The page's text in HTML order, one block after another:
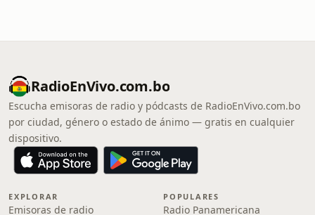
RadioEnVivo.com.bo
Escucha emisoras de radio y pódcasts de RadioEnVivo.com.bo
por ciudad, género o estado de ánimo — gratis en cualquier
dispositivo.
EXPLORAR
Emisoras de radio
POPULARES
Radio Panamericana